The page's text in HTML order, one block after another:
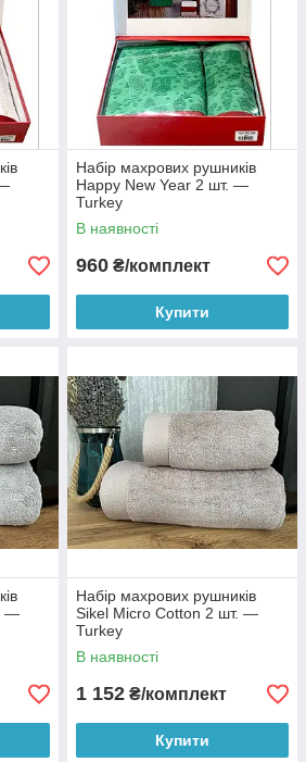
Набір махрових рушників
Happy New Year 2 шт. —
Turkey
В наявності
960 ₴/комплект
Купити
—
Набір махрових рушників
Sikel Micro Cotton 2 шт. —
Turkey
В наявності
1 152 ₴/комплект
Купити